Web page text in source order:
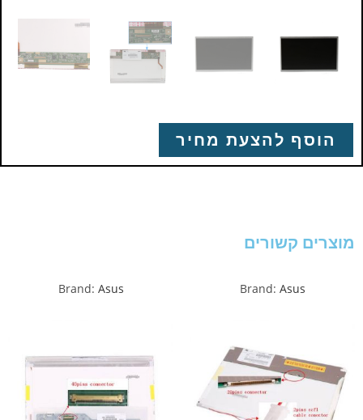
הוסף להצעת מחיר
מוצרים קשורים
Brand: Asus
Brand: Asus